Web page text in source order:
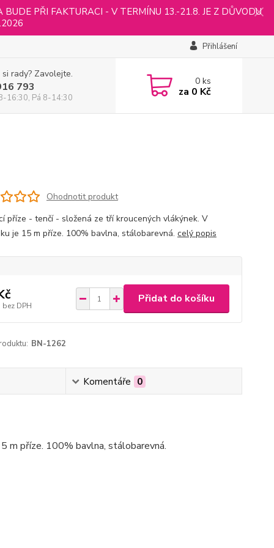
PŘI FAKTURACI - V TERMÍNU 13.-21.8. JE Z DŮVODU
Přihlášení
rady? Zavolejte.
793
16:30, Pá 8-14:30
0ks
za 0 Kč
Ohodnotit produkt
příze - tenčí - složená ze tří kroucených vlákýnek. V
je 15 m příze. 100% bavlna, stálobarevná. celý popis
bez DPH
Přidat do košíku
BN-1262
Komentáře 0
m příze. 100% bavlna, stálobarevná.